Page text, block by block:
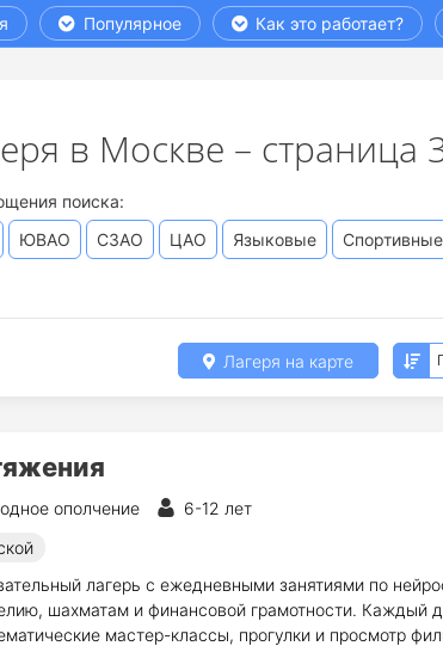
Популярное Как это работает?
в Москве – страница
поиска:
ЮВАО СЗАО ЦАО Языковые Спортивные
Лагеря на карте
ополчение
6-12 лет
лагерь с ежедневными занятиями по
шахматам и финансовой грамотности. Каждый
мастер-классы, прогулки и просмотр